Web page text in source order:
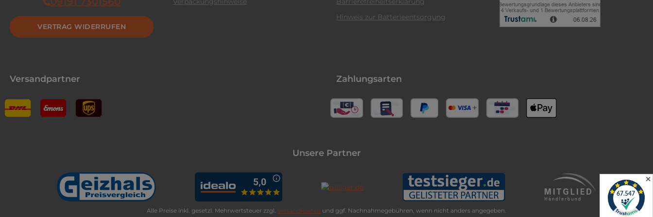
VERTRAG WIDERRUFEN
Hinweis zur Batterieentsorgung
Versandpartner Zahlungsarten
Unsere Partner
Alle Preise inkl. gesetzl. Mehrwertsteuer zzgl. Versandkosten und ggf. Nachnahmegebühren, wenn nicht anders angegeben.
✕